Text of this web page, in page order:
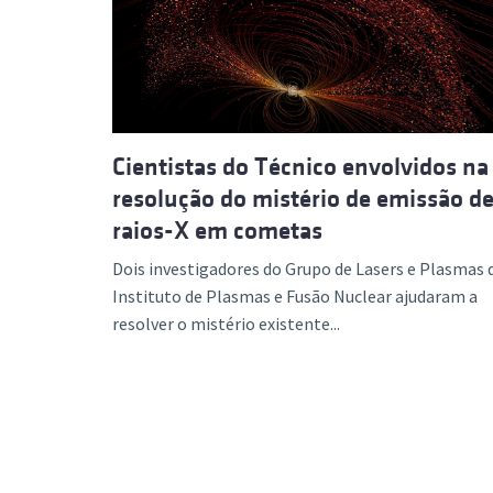
Cientistas do Técnico envolvidos na
resolução do mistério de emissão de
raios-X em cometas
Dois investigadores do Grupo de Lasers e Plasmas
Instituto de Plasmas e Fusão Nuclear ajudaram a
resolver o mistério existente...